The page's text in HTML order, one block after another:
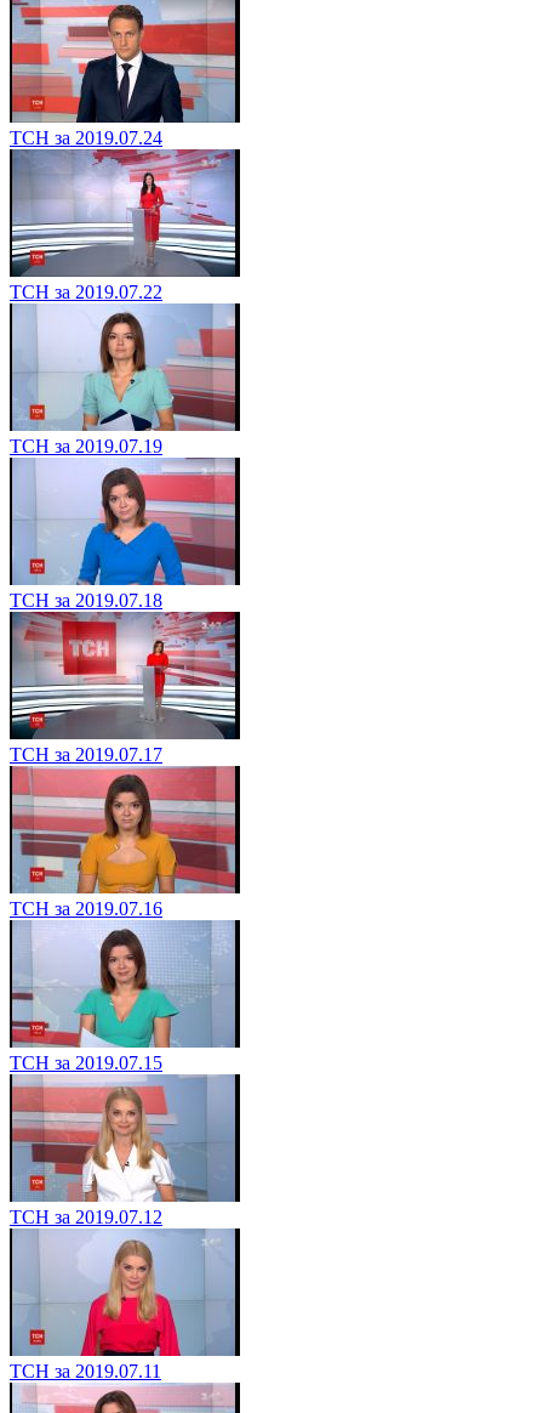
ТСН за 2019.07.24
ТСН за 2019.07.22
ТСН за 2019.07.19
ТСН за 2019.07.18
ТСН за 2019.07.17
ТСН за 2019.07.16
ТСН за 2019.07.15
ТСН за 2019.07.12
ТСН за 2019.07.11